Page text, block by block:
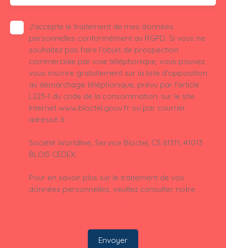
J'accepte le traitement de mes données
personnelles conformément au RGPD. Si vous ne
souhaitez pas faire l'objet de prospection
commerciale par voie téléphonique, vous pouvez
vous inscrire gratuitement sur la liste d'opposition
au démarchage téléphonique, prévu par l'article
L223-1 du code de la consommation, sur le site
Internet www.bloctel.gouv.fr ou par courrier
adressé à :
Société Worldline, Service Bloctel, CS 61311, 41013
BLOIS CEDEX.
Pour en savoir plus sur le traitement de vos
données personnelles, veuillez consulter notre
.
Envoyer